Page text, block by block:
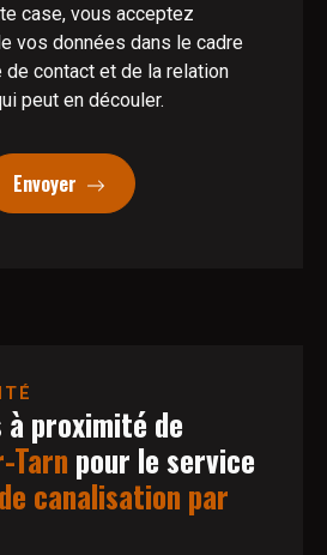
case, vous acceptez
vos données dans le cadre
de contact et de la relation
peut en découler.
Envoyer
proximité de
Tarn pour le service
canalisation par